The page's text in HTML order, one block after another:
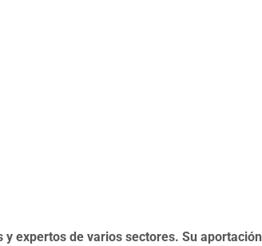
expertos de varios sectores. Su aportación